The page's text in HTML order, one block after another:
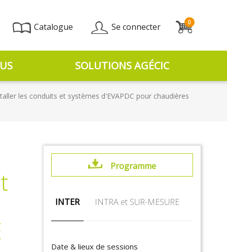
Catalogue Se connecter 0
SOLUTIONS AGÉCIC
les conduits et systèmes d'EVAPDC pour chaudières
Programme
INTER INTRA et SUR-MESURE
Date & lieux de sessions